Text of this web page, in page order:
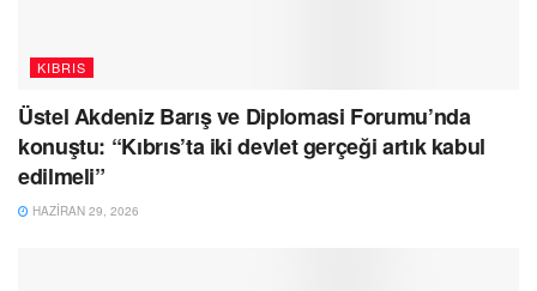
KIBRIS
Üstel Akdeniz Barış ve Diplomasi Forumu’nda
konuştu: “Kıbrıs’ta iki devlet gerçeği artık kabul
edilmeli”
HAZIRAN 29, 2026